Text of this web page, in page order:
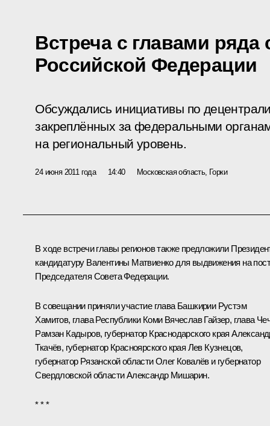
Встреча с главами ряда
Российской Федерации
Обсуждались инициативы по
закреплённых за федеральными
на региональный уровень.
24 июня 2011 года 14:40 Московская область, Горки
В ходе встречи главы регионов также предложили
кандидатуру Валентины Матвиенкодля выдвижения на
Председателя Совета Федерации.
В совещании приняли участие глава Башкирии Рустэм
Хамитов, глава Республики Коми Вячеслав Гайзер, глава
Рамзан Кадыров, губернатор Краснодарского края
Ткачёв, губернатор Красноярского края Лев Кузнецов,
губернатор Рязанской областиОлег Ковалёви губернатор
Свердловской областиАлександр Мишарин.
* * *